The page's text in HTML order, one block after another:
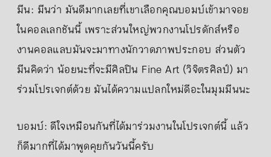
มีน: มีนว่า มันดีมากเลยที่เขาเลือกคุณบอมบ์เข้ามาจอย
ในคอลเลกชันนี้ เพราะส่วนใหญ่พวกงานโปรดักส์หรือ
งานคอลแลบมันจะมาทางนักวาดภาพประกอบ ส่วนตัว
มีนคิดว่า น้อยนะที่จะมีศิลปิน Fine Art (วิจิตรศิลป์) มา
ร่วมโปรเจกต์ด้วย มันได้ความแปลกใหม่ดีอะในมุมมีนนะ
บอมบ์: ดีใจเหมือนกันที่ได้มาร่วมงานในโปรเจกต์นี้ แล้ว
ก็ดีมากที่ได้มาพูดคุยกันวันนี้ครับ